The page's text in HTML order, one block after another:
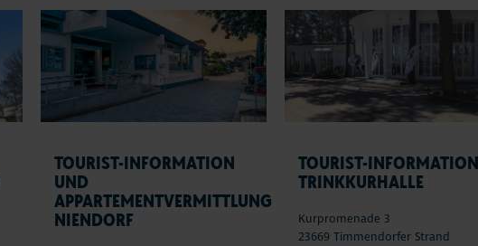
TOURIST-INFORMATION
UND
APPARTEMENTVERMITTLUNG
NIENDORF
TOURIST-INFORMATION
TRINKKURHALLE
Kurpromenade 3
23669 Timmendorfer Strand